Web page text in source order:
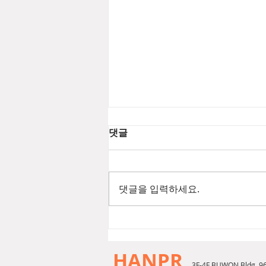
댓글
댓글을 입력하세요.
HANPR